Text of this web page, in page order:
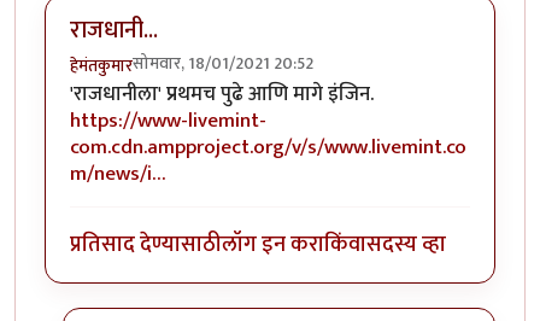
राजधानी...
हेमंतकुमारसोमवार, 18/01/2021 20:52
'राजधानीला' प्रथमच पुढे आणि मागे इंजिन.
https://www-livemint-
com.cdn.ampproject.org/v/s/www.livemint.co
m/news/i…
प्रतिसाद देण्यासाठीलॉग इन कराकिंवासदस्य व्हा